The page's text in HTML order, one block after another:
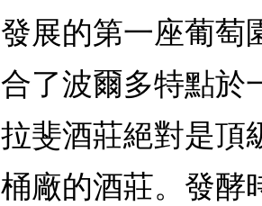
展的第一座葡萄
了波爾多特點於
斐酒莊絕對是頂
廠的酒莊。發酵